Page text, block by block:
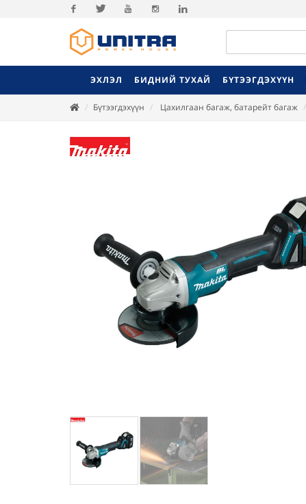
Facebook
ЭХЛЭЛ БИДНИЙ ТУХАЙ БҮТЭЭГДЭХҮҮН
Бүтээгдэхүүн Цахилгаан багаж, батарейт багаж